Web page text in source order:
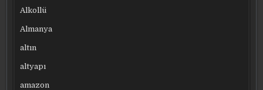
Alkollü
Almanya
altın
altyapı
amazon